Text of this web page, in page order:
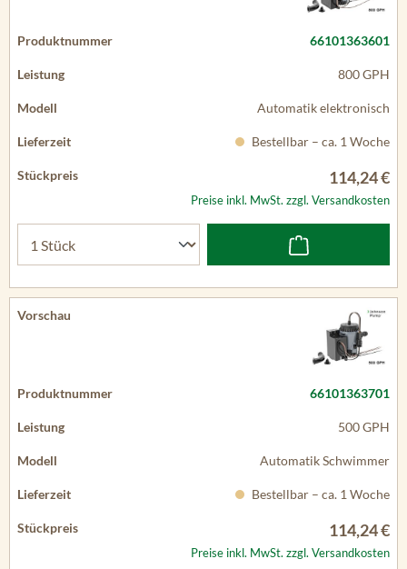
66101363601
800 GPH
Automatik elektronisch
Bestellbar – ca. 1 Woche
114,24 €
Preise inkl. MwSt. zzgl. Versandkosten
66101363701
500 GPH
Automatik Schwimmer
Bestellbar – ca. 1 Woche
114,24 €
Preise inkl. MwSt. zzgl. Versandkosten